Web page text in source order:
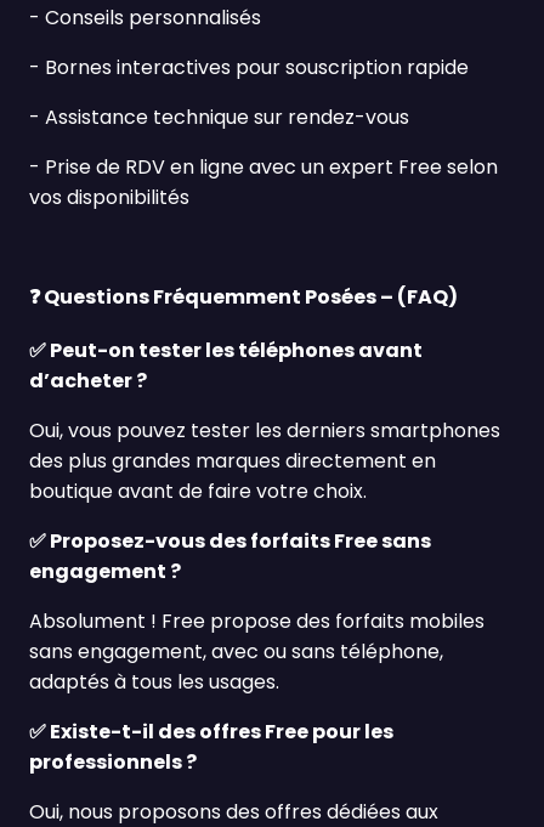
- Conseils personnalisés
- Bornes interactives pour souscription rapide
- Assistance technique sur rendez-vous
- Prise de RDV en ligne avec un expert Free selon
vos disponibilités
❓Questions Fréquemment Posées – (FAQ)
✅ Peut-on tester les téléphones avant
d’acheter ?
Oui, vous pouvez tester les derniers smartphones
des plus grandes marques directement en
boutique avant de faire votre choix.
✅Proposez-vous des forfaits Free sans
engagement ?
Absolument ! Free propose des forfaits mobiles
sans engagement, avec ou sans téléphone,
adaptés à tous les usages.
✅Existe-t-il des offres Free pour les
professionnels ?
Oui, nous proposons des offres dédiées aux